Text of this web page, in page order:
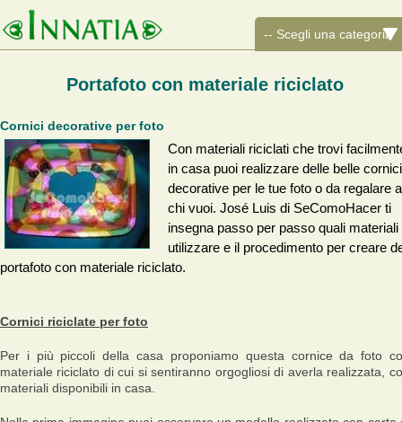
Portafoto con materiale riciclato
Cornici decorative per foto
Con materiali riciclati che trovi
in casa puoi realizzare delle belle cornici
decorative per le tue foto o da regalare a
chi vuoi. José Luis di SeComoHacer ti
insegna passo per passo quali materiali
utilizzare e il procedimento per creare
portafoto con materiale riciclato.
Cornici riciclate per foto
Per i più piccoli della casa proponiamo questa cornice da foto
materiale riciclato di cui si sentiranno orgogliosi di averla realizzata,
materiali disponibili in casa.